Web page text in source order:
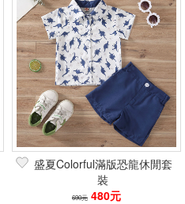
盛夏Colorful滿版恐龍休閒套
裝
690元 480元